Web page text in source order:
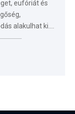
eufóriát és
alakulhat ki.…